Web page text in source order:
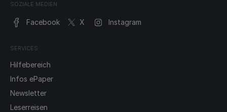
SOZIALE MEDIEN
Facebook X Instagram
SERVICES
Hilfebereich
Infos ePaper
Newsletter
Leserreisen